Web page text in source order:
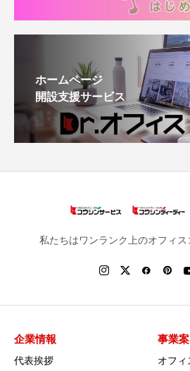
ホームページ
開設支援サービス
私たちはワンランク上のオフィ
企業情報
代表挨拶
事業
オフィ